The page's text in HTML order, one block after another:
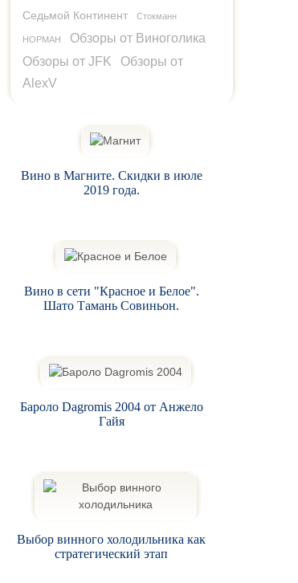
Седьмой Континент Стокманн
НОРМАН
Обзоры от Виноголика
Обзоры от JFK
Обзоры от
AlexV
Вино в Магните. Скидки в июле
2019 года.
Вино в сети "Красное и Белое".
Шато Тамань Совиньон.
Бароло Dagromis 2004 от Анжело
Гайя
Выбор винного холодильника как
стратегический этап